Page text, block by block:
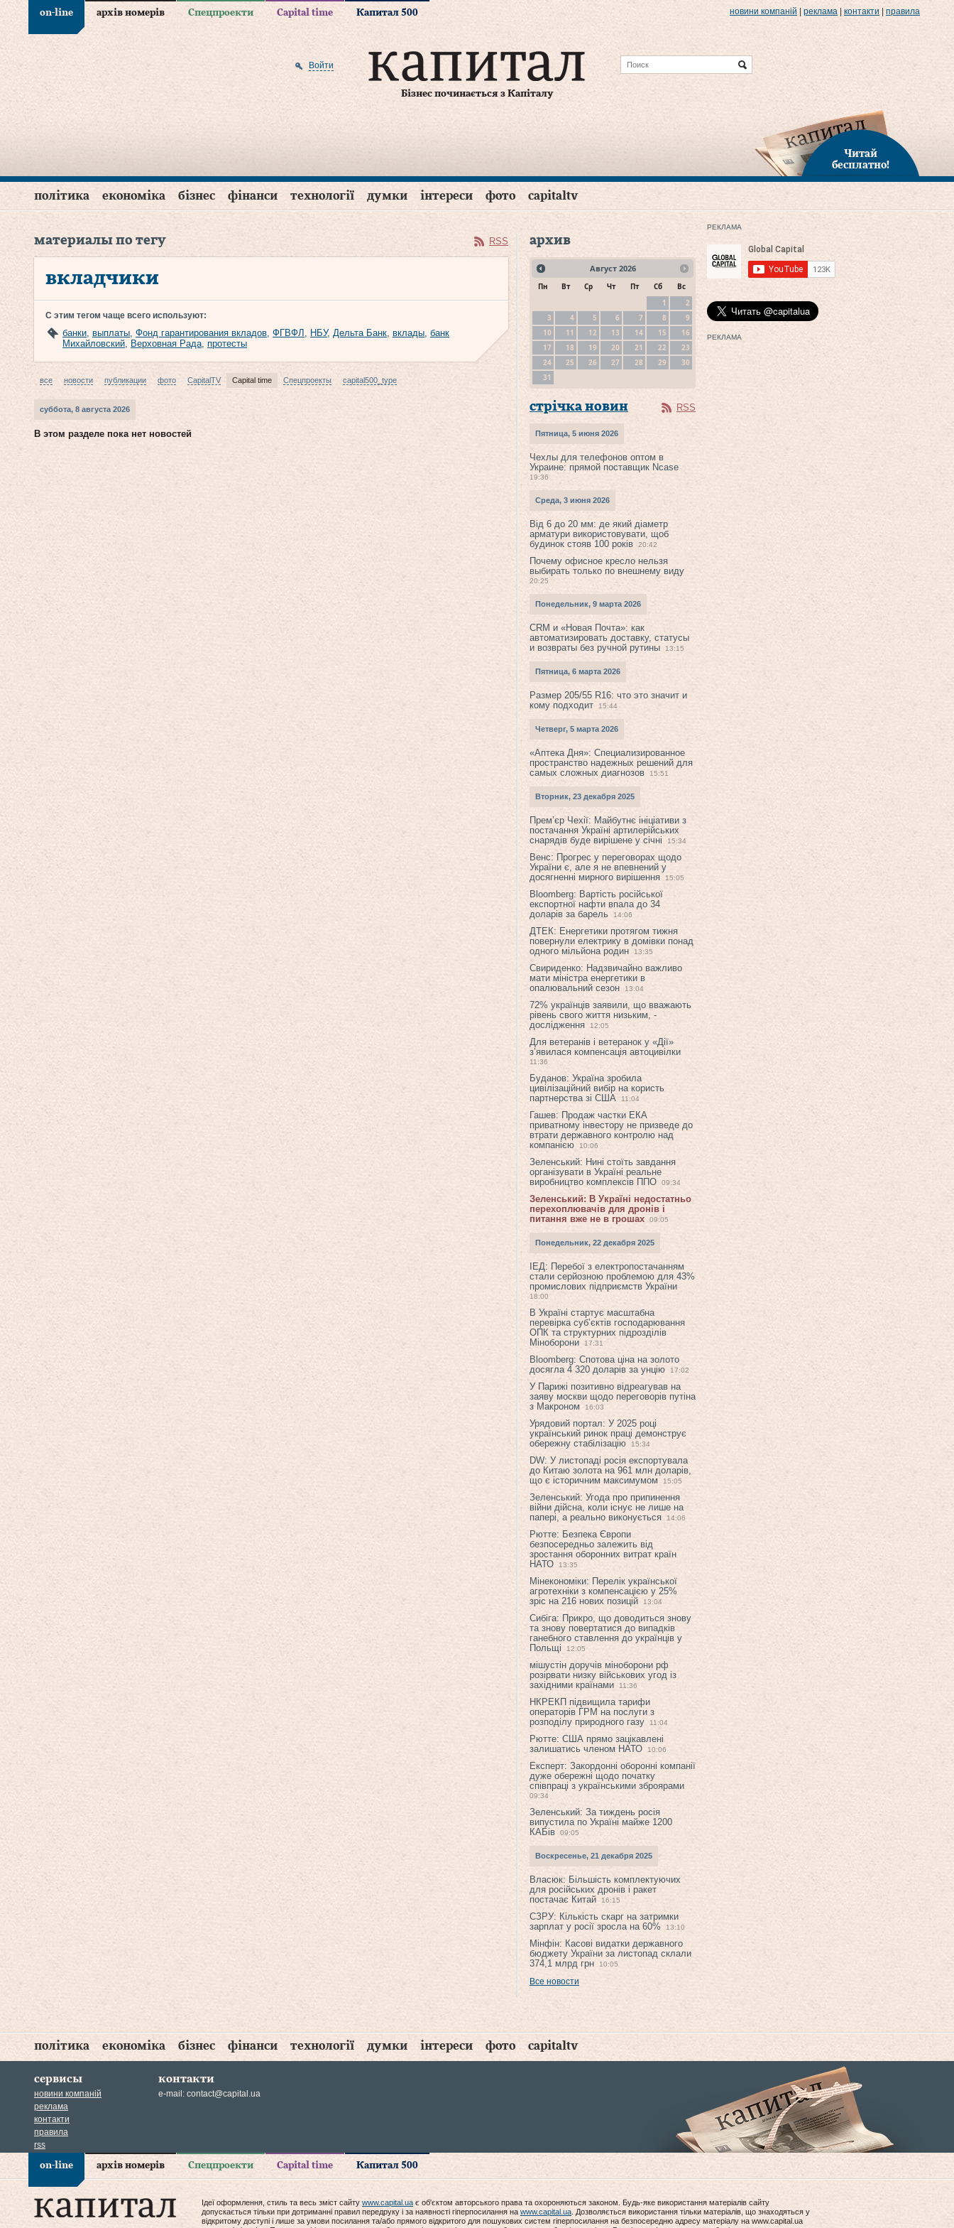
on-line архів номерів Спецпроекти Capital time Капитал 500 новини компаній реклама контакти правила
Бізнес починається з Капіталу
Войти
Читай
бесплатно!
політика економіка бізнес фінанси технології думки інтереси фото capitaltv
материалы по тегу RSS
вкладчики
С этим тегом чаще всего используют:
банки, выплаты, Фонд гарантирования вкладов, ФГВФЛ , НБУ, Дельта Банк, вклады, банк
Михайловский, Верховная Рада, протесты
все новости публикации фото CapitalTV Capital time Спецпроекты capital500_type
суббота, 8 августа 2026
В этом разделе пока нет новостей
архив
Август 2026
Пн Вт Ср Чт Пт Сб
Вс
1
2
3
4 5 6 7 8
9
10
11 12 13 14 15
16
17
18 19 20 21 22
23
24
25 26 27 28 29
30
31
стрічка новин RSS
Пятница, 5 июня 2026
Чехлы для телефонов оптом в
Украине: прямой поставщик Ncase
19:36
Среда, 3 июня 2026
Від 6 до 20 мм: де який діаметр
арматури використовувати, щоб
будинок стояв 100 років
20:42
Почему офисное кресло нельзя
выбирать только по внешнему виду
20:25
Понедельник, 9 марта 2026
CRM и «Новая Почта»: как
автоматизировать доставку, статусы
и возвраты без ручной рутины
13:15
Пятница, 6 марта 2026
Размер 205/55 R16: что это значит и
кому подходит
15:44
Четверг, 5 марта 2026
«Аптека Дня»: Специализированное
пространство надежных решений для
самых сложных диагнозов
15:51
Вторник, 23 декабря 2025
Прем’єр Чехії: Майбутнє ініціативи з
постачання Україні артилерійських
снарядів буде вирішене у січні
15:34
Венс: Прогрес у переговорах щодо
України є, але я не впевнений у
досягненні мирного вирішення
15:05
Bloomberg: Вартість російської
експортної нафти впала до 34
доларів за барель
14:06
ДТЕК: Енергетики протягом тижня
повернули електрику в домівки понад
одного мільйона родин
13:35
Свириденко: Надзвичайно важливо
мати міністра енергетики в
опалювальний сезон
13:04
72% українців заявили, що вважають
рівень свого життя низьким, -
дослідження
12:05
Для ветеранів і ветеранок у «Дії»
з’явилася компенсація автоцивілки
11:36
Буданов: Україна зробила
цивілізаційний вибір на користь
партнерства зі США
11:04
Гашев: Продаж частки ЕКА
приватному інвестору не призведе до
втрати державного контролю над
компанією
10:06
Зеленський: Нині стоїть завдання
організувати в Україні реальне
виробництво комплексів ППО
09:34
Зеленський: В Україні недостатньо
перехоплювачів для дронів і
питання вже не в грошах
09:05
Понедельник, 22 декабря 2025
ІЕД: Перебої з електропостачанням
стали серйозною проблемою для 43%
промислових підприємств України
18:00
В Україні стартує масштабна
перевірка суб’єктів господарювання
ОПК та структурних підрозділів
Міноборони
17:31
Bloomberg: Спотова ціна на золото
досягла 4 320 доларів за унцію
17:02
У Парижі позитивно відреагував на
заяву москви щодо переговорів путіна
з Макроном
16:03
Урядовий портал: У 2025 році
український ринок праці демонструє
обережну стабілізацію
15:34
DW: У листопаді росія експортувала
до Китаю золота на 961 млн доларів,
що є історичним максимумом
15:05
Зеленський: Угода про припинення
війни дійсна, коли існує не лише на
папері, а реально виконується
14:06
Рютте: Безпека Європи
безпосередньо залежить від
зростання оборонних витрат країн
НАТО
13:35
Мінекономіки: Перелік української
агротехніки з компенсацією у 25%
зріс на 216 нових позицій
13:04
Сибіга: Прикро, що доводиться знову
та знову повертатися до випадків
ганебного ставлення до українців у
Польщі
12:05
мішустін доручів міноборони рф
розірвати низку військових угод із
західними країнами
11:36
НКРЕКП підвищила тарифи
операторів ГРМ на послуги з
розподілу природного газу
11:04
Рютте: США прямо зацікавлені
залишатись членом НАТО
10:06
Експерт: Закордонні оборонні компанії
дуже обережні щодо початку
співпраці з українськими зброярами
09:34
Зеленський: За тиждень росія
випустила по Україні майже 1200
КАБів
09:05
Воскресенье, 21 декабря 2025
Власюк: Більшість комплектуючих
для російських дронів і ракет
постачає Китай
16:15
СЗРУ: Кількість скарг на затримки
зарплат у росії зросла на 60%
13:10
Мінфін: Касові видатки державного
бюджету України за листопад склали
374,1 млрд грн
10:05
Все новости
РЕКЛАМА
РЕКЛАМА
політика економіка бізнес фінанси технології думки інтереси фото capitaltv
сервисы
новини компаній
реклама
контакти
правила
rss
контакти
e-mail: contact@capital.ua
on-line архів номерів Спецпроекти Capital time Капитал 500
Ідеї оформлення, стиль та весь зміст сайту www.capital.ua є об'єктом авторського права та охороняються законом. Будь-яке використання матеріалів сайту
допускається тільки при дотриманні правил передруку і за наявності гіперпосилання на www.capital.ua . Дозволяється використання тільки матеріалів, що знаходяться у
відкритому доступі і лише за умови посилання та/або прямого відкритого для пошукових систем гіперпосилання на безпосередню адресу матеріалу на www.capital.ua